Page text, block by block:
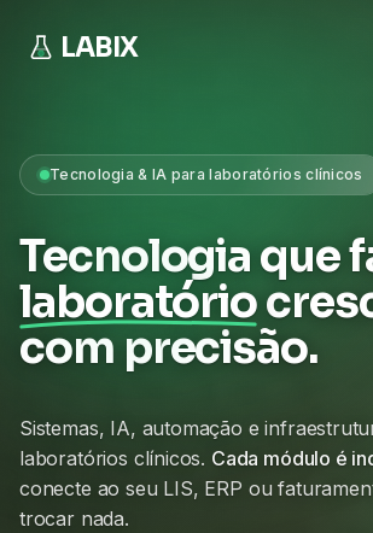
LABIX
Tecnologia & IA para laboratórios clínicos
Tecnologia que
laboratório
com precisão.
Sistemas, IA, automação e
laboratórios clínicos. Cada módulo é
conecte ao seu LIS, ERP ou
trocar nada.